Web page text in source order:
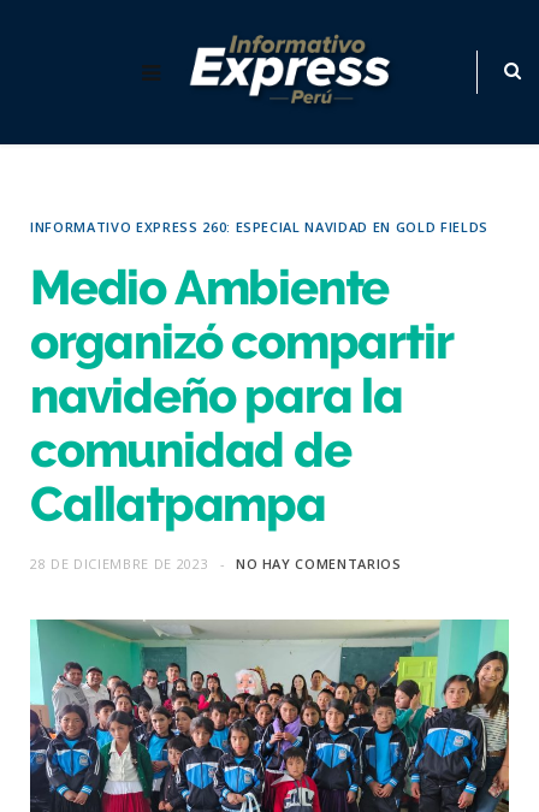
INFORMATIVO EXPRESS 260: ESPECIAL NAVIDAD EN GOLD FIELDS
Medio Ambiente
organizó compartir
navideño para la
comunidad de
Callatpampa
28 DE DICIEMBRE DE 2023 NO HAY COMENTARIOS